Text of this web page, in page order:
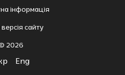
інформація
сайту
2026
Eng